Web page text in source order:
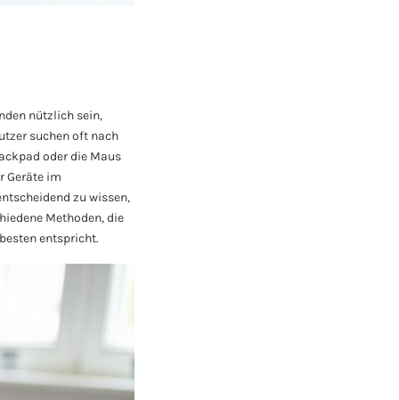
nützlich sein,
suchen oft nach
oder die Maus
Geräte im
zu wissen,
Methoden, die
entspricht.